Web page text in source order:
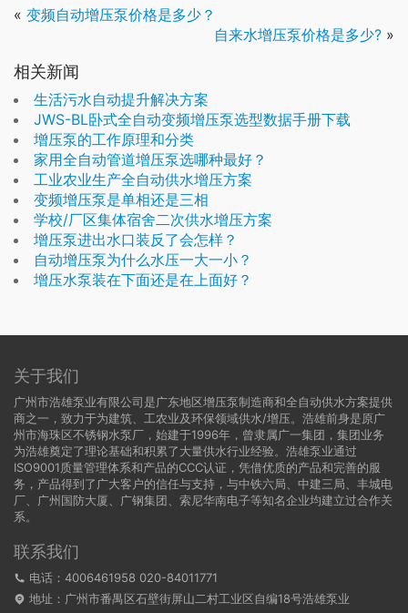
« 变频自动增压泵价格是多少？
自来水增压泵价格是多少? »
相关新闻
生活污水自动提升解决方案
JWS-BL卧式全自动变频增压泵选型数据手册下载
增压泵的工作原理和分类
家用全自动管道增压泵选哪种最好？
工业农业生产全自动供水增压方案
变频增压泵是单相还是三相
学校/厂区集体宿舍二次供水增压方案
增压泵进出水口装反了会怎样？
自动增压泵为什么水压一大一小？
增压水泵装在下面还是在上面好？
关于我们
广州市浩雄泵业有限公司是广东地区增压泵制造商和全自动供水方案提供
商之一，致力于为建筑、工农业及环保领域供水/增压。浩雄前身是原广
州市海珠区不锈钢水泵厂，始建于1996年，曾隶属广一集团，集团业务
为浩雄奠定了理论基础和积累了大量供水行业经验。浩雄泵业通过
ISO9001质量管理体系和产品的CCC认证，凭借优质的产品和完善的服
务，产品得到了广大客户的信任与支持，与中铁六局、中建三局、丰城电
厂、广州国防大厦、广钢集团、索尼华南电子等知名企业均建立过合作关
系。
联系我们
电话：4006461958 020-84011771
地址：广州市番禺区石壁街屏山二村工业区自编18号浩雄泵业